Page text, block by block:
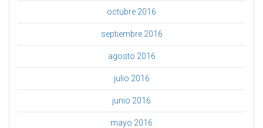
octubre 2016
septiembre 2016
agosto 2016
julio 2016
junio 2016
mayo 2016